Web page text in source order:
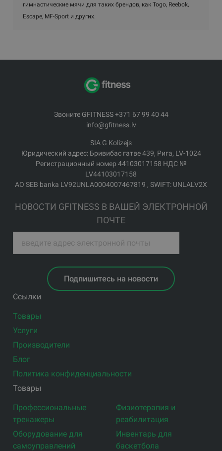
гимнастические мячи для таких брендов, как Togo, Reebok,
Escape, MF-Sport и других.
Звоните GFITNESS +371 67 99 40 44
info@gfitness.lv
SIA G Kolizejs
Юридический адрес: Бривибас гатве 439, Рига, LV-1024
Регистрационный номер 44103017158 НДС №
LV44103017158
АО SEB banka LV92UNLA0004007467819 , SWIFT: UNLALV2X
НОВОСТИ GFITNESS В ВАШЕЙ ЭЛЕКТРОННОЙ
ПОЧТЕ
Подпишитесь на новости
Ссылки
Товары
Услуги
Производители
Блог
Политика конфиденциальности
Товары
Профессиональные
тренажеры
Оборудование для
самоуправлений
Физиотерапия и
реабилитация
Инвентарь для
баскетбола